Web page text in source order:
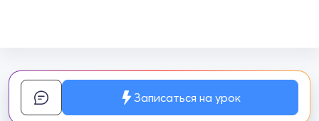
Записаться на урок